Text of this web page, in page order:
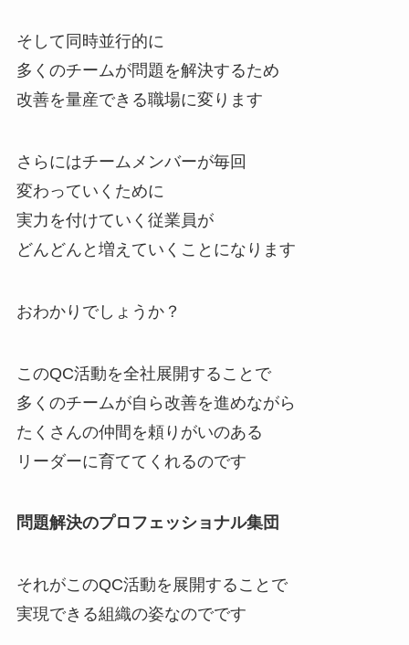
そして同時並行的に
多くのチームが問題を解決するため
改善を量産できる職場に変ります
さらにはチームメンバーが毎回
変わっていくために
実力を付けていく従業員が
どんどんと増えていくことになります
おわかりでしょうか？
このQC活動を全社展開することで
多くのチームが自ら改善を進めながら
たくさんの仲間を頼りがいのある
リーダーに育ててくれるのです
問題解決のプロフェッショナル集団
それがこのQC活動を展開することで
実現できる組織の姿なのでです